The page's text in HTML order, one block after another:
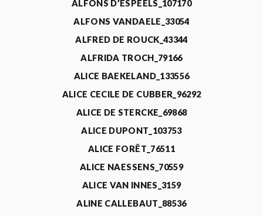
ALFONS D’ESPEELS_107170
ALFONS VANDAELE_33054
ALFRED DE ROUCK_43344
ALFRIDA TROCH_79166
ALICE BAEKELAND_133556
ALICE CECILE DE CUBBER_96292
ALICE DE STERCKE_69868
ALICE DUPONT_103753
ALICE FORÊT_76511
ALICE NAESSENS_70559
ALICE VAN INNES_3159
ALINE CALLEBAUT_88536